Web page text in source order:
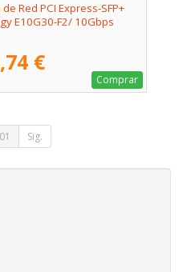
Red PCI Express-SFP+
E10G30-F2/ 10Gbps
€
Comprar
01 Sig.